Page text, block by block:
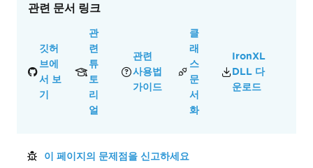
관련 문서 링크
깃허
브에
서 보
기
관
련
튜
토
리
얼
관련
사용법
가이드
클
래
스
문
서
화
IronXL
DLL 다
운로드
이 페이지의 문제점을 신고하세요